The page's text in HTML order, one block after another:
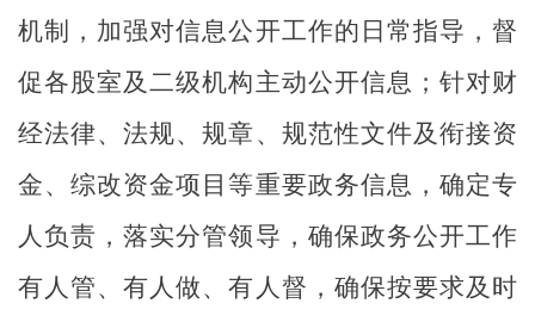
机制，加强对信息公开工作的日常指导，督
促各股室及二级机构主动公开信息；针对财
经法律、法规、规章、规范性文件及衔接资
金、综改资金项目等重要政务信息，确定专
人负责，落实分管领导，确保政务公开工作
有人管、有人做、有人督，确保按要求及时